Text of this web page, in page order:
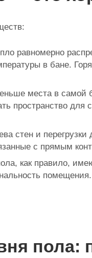
равномерно
в бане.
места в самой
пространство для
стен и
с прямым
как правило,
пола: